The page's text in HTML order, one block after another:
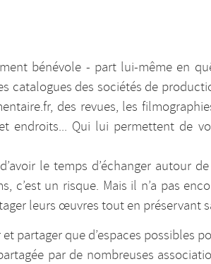
bénévole - part lui-même en
catalogues des sociétés de
des revues, les
endroits... Qui lui permettent de
le temps d’échanger autour
c’est un risque. Mais il n’a pas
leurs œuvres tout en préservant
partager que d’espaces possibles
par de nombreuses